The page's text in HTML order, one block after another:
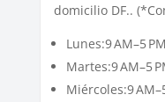
domicilio DF..
Lunes:9 AM–5 PM
Martes:9 AM–5
Miércoles:9